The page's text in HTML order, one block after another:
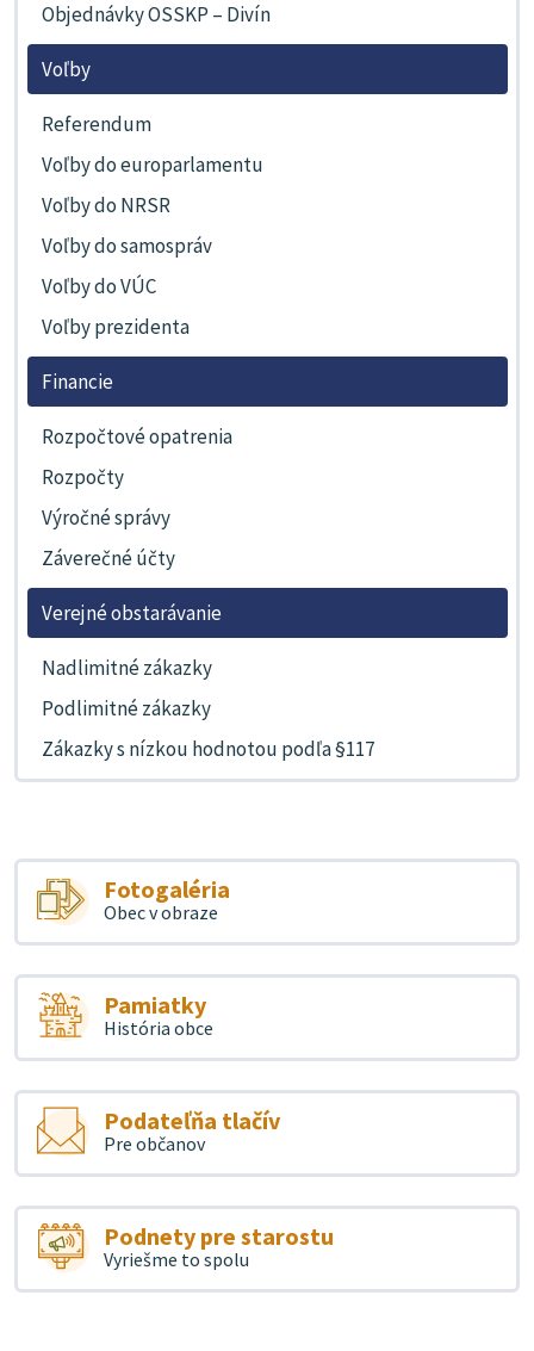
Objednávky OSSKP – Divín
Voľby
Referendum
Voľby do europarlamentu
Voľby do NRSR
Voľby do samospráv
Voľby do VÚC
Voľby prezidenta
Financie
Rozpočtové opatrenia
Rozpočty
Výročné správy
Záverečné účty
Verejné obstarávanie
Nadlimitné zákazky
Podlimitné zákazky
Zákazky s nízkou hodnotou podľa §117
Fotogaléria
Obec v obraze
Pamiatky
História obce
Podateľňa tlačív
Pre občanov
Podnety pre starostu
Vyriešme to spolu